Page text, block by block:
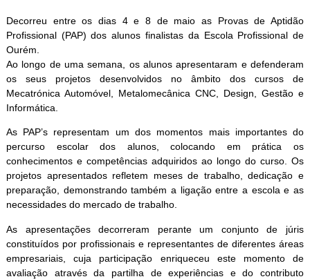
Decorreu entre os dias 4 e 8 de maio as Provas de Aptidão
Profissional (PAP) dos alunos finalistas da Escola Profissional de
Ourém.
Ao longo de uma semana, os alunos apresentaram e defenderam
os seus projetos desenvolvidos no âmbito dos cursos de
Mecatrónica Automóvel, Metalomecânica CNC, Design, Gestão e
Informática.
As PAP’s representam um dos momentos mais importantes do
percurso escolar dos alunos, colocando em prática os
conhecimentos e competências adquiridos ao longo do curso. Os
projetos apresentados refletem meses de trabalho, dedicação e
preparação, demonstrando também a ligação entre a escola e as
necessidades do mercado de trabalho.
As apresentações decorreram perante um conjunto de júris
constituídos por profissionais e representantes de diferentes áreas
empresariais, cuja participação enriqueceu este momento de
avaliação através da partilha de experiências e do contributo